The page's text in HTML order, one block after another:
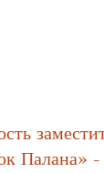
Края
Палана»